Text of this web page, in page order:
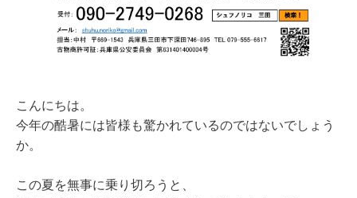
こんにちは。
今年の酷暑には皆様も驚かれているのではないでしょう
か。
この夏を無事に乗り切ろうと、